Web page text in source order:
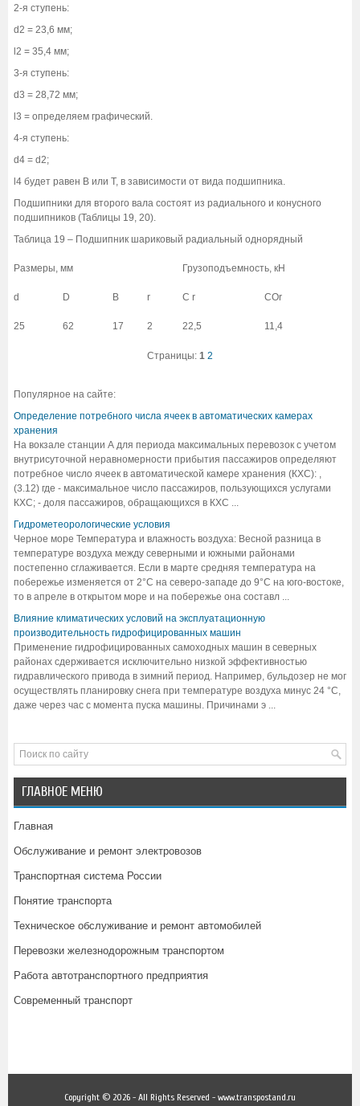
2-я ступень:
d2 = 23,6 мм;
l2 = 35,4 мм;
3-я ступень:
d3 = 28,72 мм;
l3 = определяем графический.
4-я ступень:
d4 = d2;
l4 будет равен В или Т, в зависимости от вида подшипника.
Подшипники для второго вала состоят из радиального и конусного
подшипников (Таблицы 19, 20).
Таблица 19 – Подшипник шариковый радиальный однорядный
Размеры, мм Грузоподъемность, кН
d D В r С r СОr
25 62 17 2 22,5 11,4
Страницы: 1 2
Популярное на сайте:
Определение потребного числа ячеек в автоматических камерах
хранения
На вокзале станции А для периода максимальных перевозок с учетом
внутрисуточной неравномерности прибытия пассажиров определяют
потребное число ячеек в автоматической камере хранения (КХС): ,
(3.12) где - максимальное число пассажиров, пользующихся услугами
КХС; - доля пассажиров, обращающихся в КХС ...
Гидрометеорологические условия
Черное море Температура и влажность воздуха: Весной разница в
температуре воздуха между северными и южными районами
постепенно сглаживается. Если в марте средняя температура на
побережье изменяется от 2°С на северо-западе до 9°С на юго-востоке,
то в апреле в открытом море и на побережье она составл ...
Влияние климатических условий на эксплуатационную
производительность гидрофицированных машин
Применение гидрофицированных самоходных машин в северных
районах сдерживается исключительно низкой эффективностью
гидравлического привода в зимний период. Например, бульдозер не мог
осуществлять планировку снега при температуре воздуха минус 24 °С,
даже через час с момента пуска машины. Причинами э ...
ГЛАВНОЕ МЕНЮ
Главная
Обслуживание и ремонт электровозов
Транспортная система России
Понятие транспорта
Техническое обслуживание и ремонт автомобилей
Перевозки железнодорожным транспортом
Работа автотранспортного предприятия
Современный транспорт
Copyright © 2026 - All Rights Reserved - www.transpostand.ru